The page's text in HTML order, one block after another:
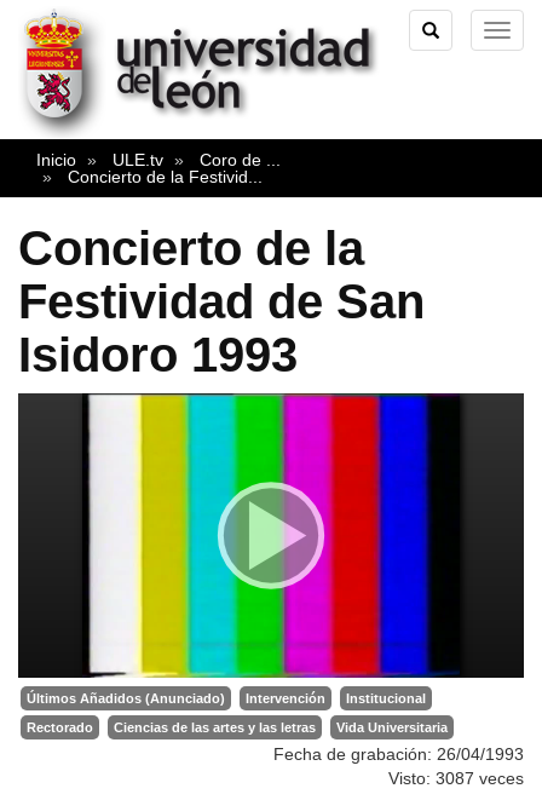
TOGGLE
SEARCH
Inicio ULE.tv Coro de
Concierto de la Festivid
Concierto de la
Festividad de San
Isidoro 1993
Últimos Añadidos (Anunciado) Intervención
Institucional
Rectorado
Ciencias de las artes y las letras Vida Universitaria
Fecha de grabación: 26/04/1993
Visto: 3087 veces